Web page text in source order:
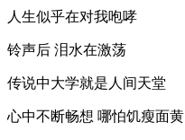
人生似乎在对我咆哮
铃声后 泪水在激荡
传说中大学就是人间天堂
心中不断畅想 哪怕饥瘦面黄